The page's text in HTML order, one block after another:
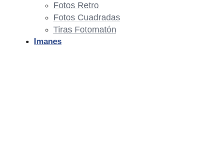
Fotos Retro
Fotos Cuadradas
Tiras Fotomatón
Imanes